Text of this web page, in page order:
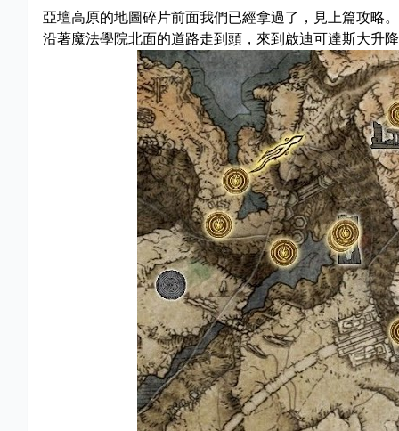
亞壇高原的地圖碎片前面我們已經拿過了，見上篇攻略。
沿著魔法學院北面的道路走到頭，來到啟迪可達斯大升